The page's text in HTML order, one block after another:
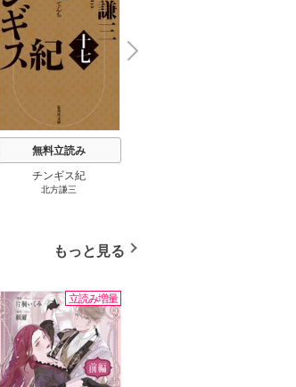
無料立読み
チンギス紀
北方謙三
N
x
もっと見る
立読み増量